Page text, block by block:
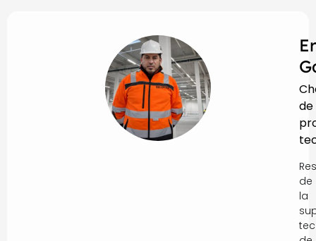
de
de
la